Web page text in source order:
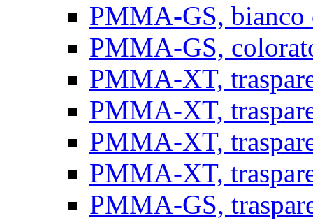
PMMA-GS, bianco
PMMA-GS,
PMMA-XT,
PMMA-XT,
PMMA-XT,
PMMA-XT,
PMMA-GS,